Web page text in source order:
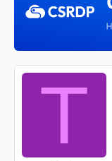
т
ы
а
л
а
T